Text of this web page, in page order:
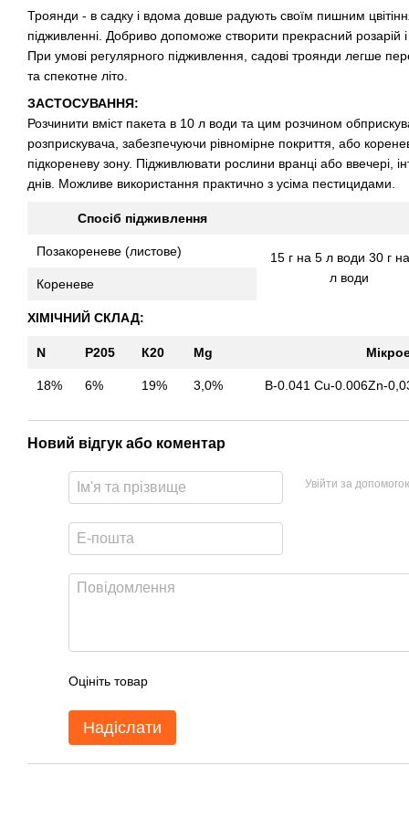
Троянди - в садку і вдома довше радують своїм пишним
підживленні. Добриво допоможе створити прекрасний розарій і
При умові регулярного підживлення, садові троянди легше
та спекотне літо.
ЗАСТОСУВАННЯ:
Розчинити вміст пакета в 10 л води та цим розчином
розприскувача, забезпечуючи рівномірне покриття, або
підкореневу зону. Підживлювати рослини вранці або ввечері,
днів. Можливе використання практично з усіма пестицидами.
Спосіб підживлення
Позакореневе (листове)
15 г на 5 л води 30 г
л води
Кореневе
ХІМІЧНИЙ СКЛАД:
N Р205 К20 Mg
18% 6% 19% 3,0% В-0.041 Cu-0.006Zn-
Новий відгук або коментар
Увійти за
Оцініть товар
Надіслати